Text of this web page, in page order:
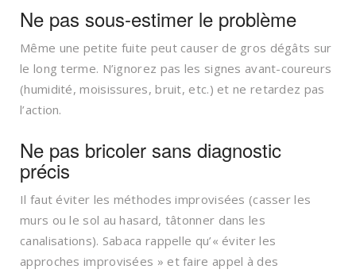
Ne pas sous-estimer le problème
Même une petite fuite peut causer de gros dégâts sur
le long terme. N’ignorez pas les signes avant-coureurs
(humidité, moisissures, bruit, etc.) et ne retardez pas
l’action.
Ne pas bricoler sans diagnostic
précis
Il faut éviter les méthodes improvisées (casser les
murs ou le sol au hasard, tâtonner dans les
canalisations). Sabaca rappelle qu’« éviter les
approches improvisées » et faire appel à des